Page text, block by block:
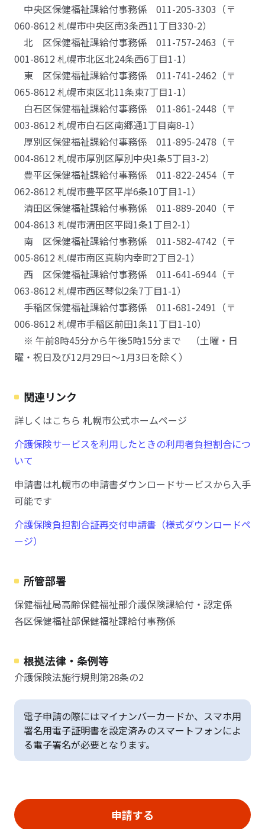
中央区保健福祉課給付事務係 011-205-3303（〒
060-8612 札幌市中央区南3条西11丁目330-2）
北 区保健福祉課給付事務係 011-757-2463（〒
001-8612 札幌市北区北24条西6丁目1-1）
東 区保健福祉課給付事務係 011-741-2462（〒
065-8612 札幌市東区北11条東7丁目1-1）
白石区保健福祉課給付事務係 011-861-2448（〒
003-8612 札幌市白石区南郷通1丁目南8-1）
厚別区保健福祉課給付事務係 011-895-2478（〒
004-8612 札幌市厚別区厚別中央1条5丁目3-2）
豊平区保健福祉課給付事務係 011-822-2454（〒
062-8612 札幌市豊平区平岸6条10丁目1-1）
清田区保健福祉課給付事務係 011-889-2040（〒
004-8613 札幌市清田区平岡1条1丁目2-1）
南 区保健福祉課給付事務係 011-582-4742（〒
005-8612 札幌市南区真駒内幸町2丁目2-1）
西 区保健福祉課給付事務係 011-641-6944（〒
063-8612 札幌市西区琴似2条7丁目1-1）
手稲区保健福祉課給付事務係 011-681-2491（〒
006-8612 札幌市手稲区前田1条11丁目1-10）
※ 午前8時45分から午後5時15分まで （土曜・日
曜・祝日及び12月29日～1月3日を除く）
関連リンク
詳しくはこちら 札幌市公式ホームページ
介護保険サービスを利用したときの利用者負担割合につ
いて
申請書は札幌市の申請書ダウンロードサービスから入手
可能です
介護保険負担割合証再交付申請書（様式ダウンロードペ
ージ）
所管部署
保健福祉局高齢保健福祉部介護保険課給付・認定係
各区保健福祉部保健福祉課給付事務係
根拠法律・条例等
介護保険法施行規則第28条の2
電子申請の際にはマイナンバーカードか、スマホ用
署名用電子証明書を設定済みのスマートフォンによ
る電子署名が必要となります。